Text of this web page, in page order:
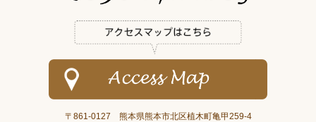
〒861-0127 熊本県熊本市北区植木町亀甲259-4